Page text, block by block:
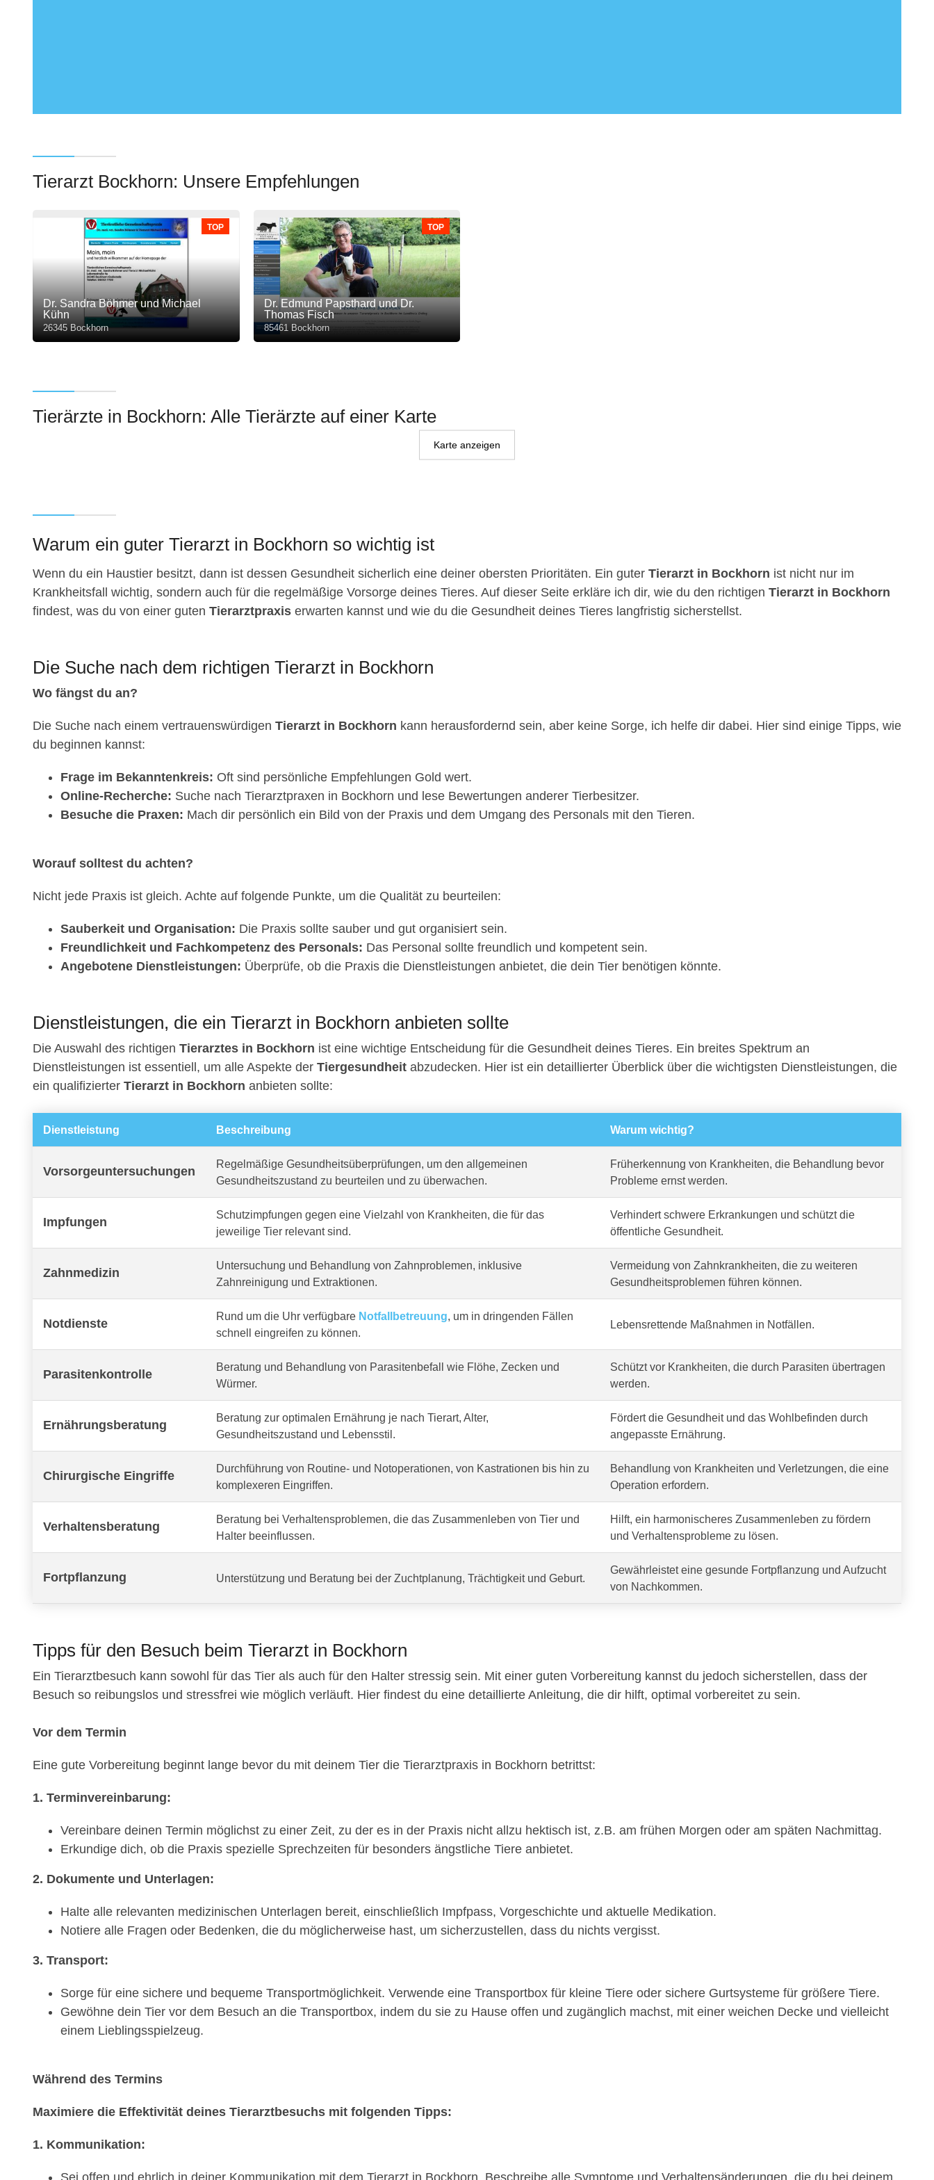
Tierarzt Bockhorn: Unsere Empfehlungen
TOP
Dr. Sandra Böhmer und Michael
Kühn
26345 Bockhorn
TOP
Dr. Edmund Papsthard und Dr.
Thomas Fisch
85461 Bockhorn
Tierärzte in Bockhorn: Alle Tierärzte auf einer Karte
Karte anzeigen
Warum ein guter Tierarzt in Bockhorn so wichtig ist
Wenn du ein Haustier besitzt, dann ist dessen Gesundheit sicherlich eine deiner obersten Prioritäten. Ein guter Tierarzt in Bockhorn ist nicht nur im
Krankheitsfall wichtig, sondern auch für die regelmäßige Vorsorge deines Tieres. Auf dieser Seite erkläre ich dir, wie du den richtigen Tierarzt in Bockhorn
findest, was du von einer guten Tierarztpraxis erwarten kannst und wie du die Gesundheit deines Tieres langfristig sicherstellst.
Die Suche nach dem richtigen Tierarzt in Bockhorn
Wo fängst du an?
Die Suche nach einem vertrauenswürdigen Tierarzt in Bockhorn kann herausfordernd sein, aber keine Sorge, ich helfe dir dabei. Hier sind einige Tipps, wie
du beginnen kannst:
Frage im Bekanntenkreis: Oft sind persönliche Empfehlungen Gold wert.
Online-Recherche: Suche nach Tierarztpraxen in Bockhorn und lese Bewertungen anderer Tierbesitzer.
Besuche die Praxen: Mach dir persönlich ein Bild von der Praxis und dem Umgang des Personals mit den Tieren.
Worauf solltest du achten?
Nicht jede Praxis ist gleich. Achte auf folgende Punkte, um die Qualität zu beurteilen:
Sauberkeit und Organisation: Die Praxis sollte sauber und gut organisiert sein.
Freundlichkeit und Fachkompetenz des Personals: Das Personal sollte freundlich und kompetent sein.
Angebotene Dienstleistungen: Überprüfe, ob die Praxis die Dienstleistungen anbietet, die dein Tier benötigen könnte.
Dienstleistungen, die ein Tierarzt in Bockhorn anbieten sollte
Die Auswahl des richtigen Tierarztes in Bockhorn ist eine wichtige Entscheidung für die Gesundheit deines Tieres. Ein breites Spektrum an
Dienstleistungen ist essentiell, um alle Aspekte der Tiergesundheit abzudecken. Hier ist ein detaillierter Überblick über die wichtigsten Dienstleistungen, die
ein qualifizierter Tierarzt in Bockhorn anbieten sollte:
Dienstleistung Beschreibung Warum wichtig?
Vorsorgeuntersuchungen
Regelmäßige Gesundheitsüberprüfungen, um den allgemeinen
Gesundheitszustand zu beurteilen und zu überwachen.
Früherkennung von Krankheiten, die Behandlung bevor
Probleme ernst werden.
Impfungen
Schutzimpfungen gegen eine Vielzahl von Krankheiten, die für das
jeweilige Tier relevant sind.
Verhindert schwere Erkrankungen und schützt die
öffentliche Gesundheit.
Zahnmedizin
Untersuchung und Behandlung von Zahnproblemen, inklusive
Zahnreinigung und Extraktionen.
Vermeidung von Zahnkrankheiten, die zu weiteren
Gesundheitsproblemen führen können.
Notdienste
Rund um die Uhr verfügbare Notfallbetreuung, um in dringenden Fällen
schnell eingreifen zu können.
Lebensrettende Maßnahmen in Notfällen.
Parasitenkontrolle
Beratung und Behandlung von Parasitenbefall wie Flöhe, Zecken und
Würmer.
Schützt vor Krankheiten, die durch Parasiten übertragen
werden.
Ernährungsberatung
Beratung zur optimalen Ernährung je nach Tierart, Alter,
Gesundheitszustand und Lebensstil.
Fördert die Gesundheit und das Wohlbefinden durch
angepasste Ernährung.
Chirurgische Eingriffe
Durchführung von Routine- und Notoperationen, von Kastrationen bis hin zu
komplexeren Eingriffen.
Behandlung von Krankheiten und Verletzungen, die eine
Operation erfordern.
Verhaltensberatung
Beratung bei Verhaltensproblemen, die das Zusammenleben von Tier und
Halter beeinflussen.
Hilft, ein harmonischeres Zusammenleben zu fördern
und Verhaltensprobleme zu lösen.
Fortpflanzung Unterstützung und Beratung bei der Zuchtplanung, Trächtigkeit und Geburt.
Gewährleistet eine gesunde Fortpflanzung und Aufzucht
von Nachkommen.
Tipps für den Besuch beim Tierarzt in Bockhorn
Ein Tierarztbesuch kann sowohl für das Tier als auch für den Halter stressig sein. Mit einer guten Vorbereitung kannst du jedoch sicherstellen, dass der
Besuch so reibungslos und stressfrei wie möglich verläuft. Hier findest du eine detaillierte Anleitung, die dir hilft, optimal vorbereitet zu sein.
Vor dem Termin
Eine gute Vorbereitung beginnt lange bevor du mit deinem Tier die Tierarztpraxis in Bockhorn betrittst:
1. Terminvereinbarung:
Vereinbare deinen Termin möglichst zu einer Zeit, zu der es in der Praxis nicht allzu hektisch ist, z.B. am frühen Morgen oder am späten Nachmittag.
Erkundige dich, ob die Praxis spezielle Sprechzeiten für besonders ängstliche Tiere anbietet.
2. Dokumente und Unterlagen:
Halte alle relevanten medizinischen Unterlagen bereit, einschließlich Impfpass, Vorgeschichte und aktuelle Medikation.
Notiere alle Fragen oder Bedenken, die du möglicherweise hast, um sicherzustellen, dass du nichts vergisst.
3. Transport:
Sorge für eine sichere und bequeme Transportmöglichkeit. Verwende eine Transportbox für kleine Tiere oder sichere Gurtsysteme für größere Tiere.
Gewöhne dein Tier vor dem Besuch an die Transportbox, indem du sie zu Hause offen und zugänglich machst, mit einer weichen Decke und vielleicht
einem Lieblingsspielzeug.
Während des Termins
Maximiere die Effektivität deines Tierarztbesuchs mit folgenden Tipps:
1. Kommunikation: